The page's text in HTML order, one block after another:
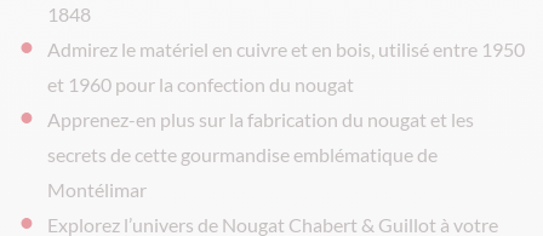
1848
Admirez le matériel en cuivre et en bois, utilisé entre 1950
et 1960 pour la confection du nougat
Apprenez-en plus sur la fabrication du nougat et les
secrets de cette gourmandise emblématique de
Montélimar
Explorez l’univers de Nougat Chabert & Guillot à votre